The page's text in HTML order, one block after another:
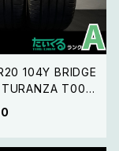
104Y BRIDGE
T005
ン トランザ 2本セ
22年製 MO-S承認